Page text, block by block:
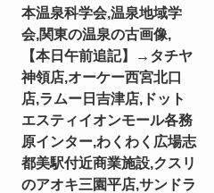
本温泉科学会,温泉地域学
会,関東の温泉の古画像,
【本日午前追記】→タチヤ
神領店,オーケー西宮北口
店,ラムー日吉津店,ドット
エスティイオンモール各務
原インター,わくわく広場志
都美駅付近商業施設,クスリ
のアオキ三園平店,サンドラ